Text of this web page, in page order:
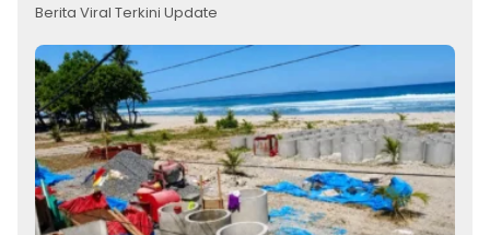
Berita Viral Terkini Update